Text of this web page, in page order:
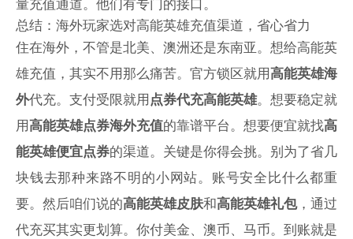
量充值通道。他们有专门的接口。
总结：海外玩家选对高能英雄充值渠道，省心省力
住在海外，不管是北美、澳洲还是东南亚。想给高能英
雄充值，其实不用那么痛苦。官方锁区就用高能英雄海
外代充。支付受限就用 点券代充高能英雄。想要稳定就
用高能英雄点券海外充值的靠谱平台。想要便宜就找高
能英雄便宜点券的渠道。关键是你得会挑。别为了省几
块钱去那种来路不明的小网站。账号安全比什么都重
要。然后咱们说的高能英雄皮肤和高能英雄礼包，通过
代充买其实更划算。你付美金、澳币、马币。到账就是